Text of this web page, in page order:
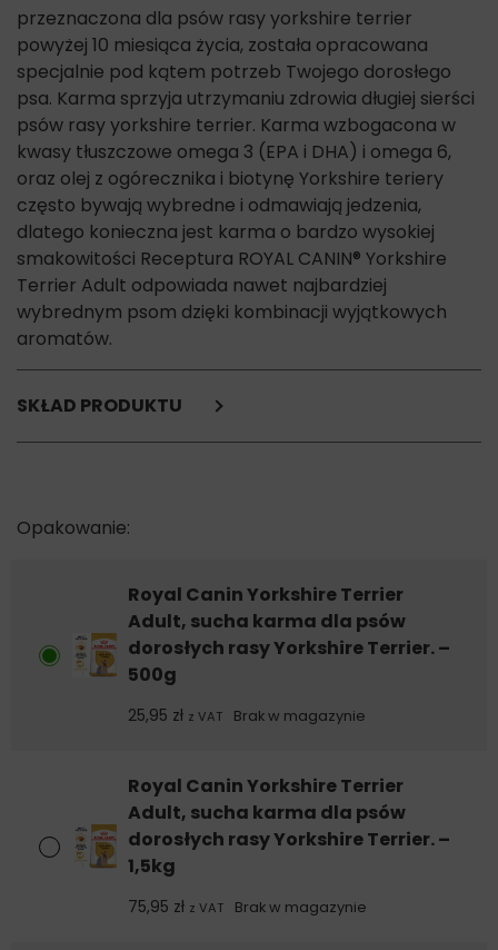
przeznaczona dla psów rasy yorkshire terrier
powyżej 10 miesiąca życia, została opracowana
specjalnie pod kątem potrzeb Twojego dorosłego
psa. Karma sprzyja utrzymaniu zdrowia długiej sierści
psów rasy yorkshire terrier. Karma wzbogacona w
kwasy tłuszczowe omega 3 (EPA i DHA) i omega 6,
oraz olej z ogórecznika i biotynę Yorkshire teriery
często bywają wybredne i odmawiają jedzenia,
dlatego konieczna jest karma o bardzo wysokiej
smakowitości Receptura ROYAL CANIN® Yorkshire
Terrier Adult odpowiada nawet najbardziej
wybrednym psom dzięki kombinacji wyjątkowych
aromatów.
SKŁAD PRODUKTU
pulpa buraczana, sole mineralne, olej rybny, drożdże, olej
z zielonej herbaty i winogron (źródło polifenoli), wyciąg z
aksamitki wzniesionej (źródło luteiny), hydrolizat
skorupiaków (źródło glukozaminy), hydrolizat chrząstki
(źródło chondroityny). Wartości odżywcze: Białko surowe:
28%, Oleje i tłuszcze surowe: 18%, Popiół surowy: 5%, Włókno
surowe: 3,1%, na 1 kg karmy: Kwasy tłuszczowe n-3: 6,8 g w
3,07 mg, E1 (Żelazo): 47 mg, E2 (Jod): 4,7 mg, E4 (Miedź): 9
mg, E5 (Mangan): 61 mg, E6 (Cynk): 183 mg, E8 (Selen): 0,1
mg - Dodatki technologiczne: Trifosforan pentasodu: 3,5 g
- Konserwanty - Przeciwutleniacze.
Royal Canin Yorkshire Terrier
Adult, sucha karma dla psów
dorosłych rasy Yorkshire Terrier. –
500g
25,95 zł z VAT Brak w magazynie
Royal Canin Yorkshire Terrier
Adult, sucha karma dla psów
dorosłych rasy Yorkshire Terrier. –
1,5kg
75,95 zł z VAT Brak w magazynie